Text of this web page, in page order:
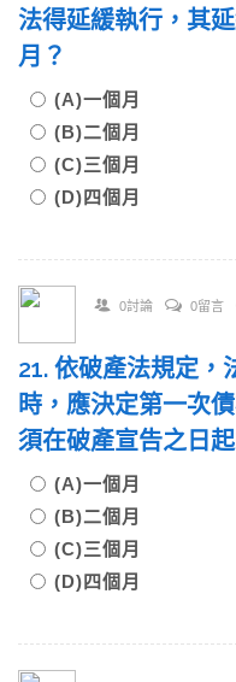
法得延緩執行，其
月？
(A)一個月
(B)二個月
(C)三個月
(D)四個月
0討論 0留言
21. 依破產法規定，
時，應決定第一次
須在破產宣告之日
(A)一個月
(B)二個月
(C)三個月
(D)四個月